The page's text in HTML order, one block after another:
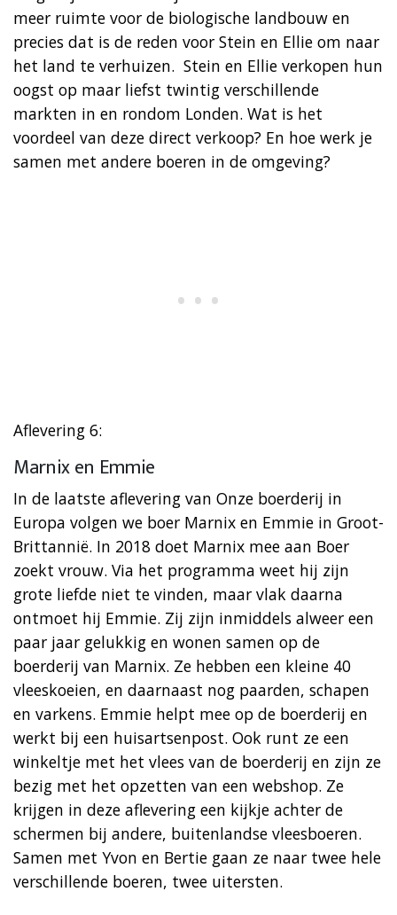
meer ruimte voor de biologische landbouw en
precies dat is de reden voor Stein en Ellie om naar
het land te verhuizen. Stein en Ellie verkopen hun
oogst op maar liefst twintig verschillende
markten in en rondom Londen. Wat is het
voordeel van deze direct verkoop? En hoe werk je
samen met andere boeren in de omgeving?
Aflevering 6:
Marnix en Emmie
In de laatste aflevering van Onze boerderij in
Europa volgen we boer Marnix en Emmie in Groot-
Brittannië. In 2018 doet Marnix mee aan Boer
zoekt vrouw. Via het programma weet hij zijn
grote liefde niet te vinden, maar vlak daarna
ontmoet hij Emmie. Zij zijn inmiddels alweer een
paar jaar gelukkig en wonen samen op de
boerderij van Marnix. Ze hebben een kleine 40
vleeskoeien, en daarnaast nog paarden, schapen
en varkens. Emmie helpt mee op de boerderij en
werkt bij een huisartsenpost. Ook runt ze een
winkeltje met het vlees van de boerderij en zijn ze
bezig met het opzetten van een webshop. Ze
krijgen in deze aflevering een kijkje achter de
schermen bij andere, buitenlandse vleesboeren.
Samen met Yvon en Bertie gaan ze naar twee hele
verschillende boeren, twee uitersten.